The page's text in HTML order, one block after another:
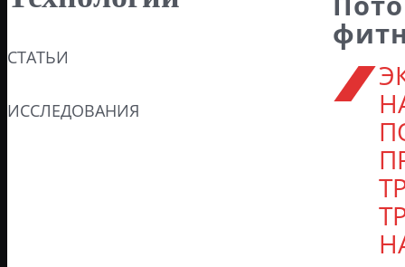
СТАТЬИ
ИССЛЕДОВАНИЯ